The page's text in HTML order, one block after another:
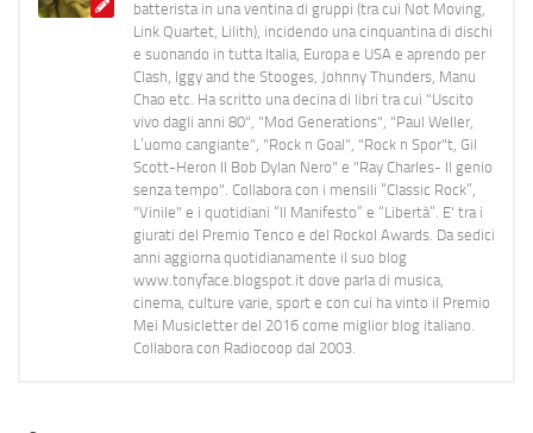
batterista in una ventina di gruppi (tra cui Not Moving,
Link Quartet, Lilith), incidendo una cinquantina di dischi
e suonando in tutta Italia, Europa e USA e aprendo per
Clash, Iggy and the Stooges, Johnny Thunders, Manu
Chao etc. Ha scritto una decina di libri tra cui "Uscito
vivo dagli anni 80", "Mod Generations", "Paul Weller,
L’uomo cangiante", "Rock n Goal", "Rock n Spor"t, Gil
Scott-Heron Il Bob Dylan Nero" e "Ray Charles- Il genio
senza tempo". Collabora con i mensili “Classic Rock”,
"Vinile" e i quotidiani “Il Manifesto” e “Libertà”. E' tra i
giurati del Premio Tenco e del Rockol Awards. Da sedici
anni aggiorna quotidianamente il suo blog
www.tonyface.blogspot.it dove parla di musica,
cinema, culture varie, sport e con cui ha vinto il Premio
Mei Musicletter del 2016 come miglior blog italiano.
Collabora con Radiocoop dal 2003.